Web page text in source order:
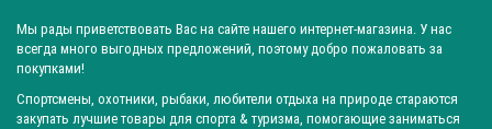
Мы рады приветствовать Вас на сайте нашего интернет-магазина. У нас
всегда много выгодных предложений, поэтому добро пожаловать за
покупками!
Спортсмены, охотники, рыбаки, любители отдыха на природе стараются
закупать лучшие товары для спорта & туризма, помогающие заниматься